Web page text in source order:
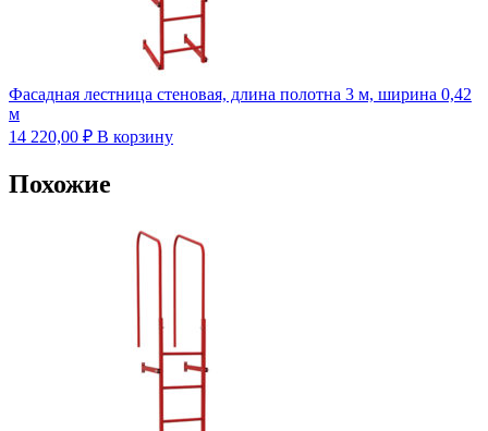
Фасадная лестница стеновая, длина полотна 3 м, ширина 0,42
м
14 220,00 ₽ В корзину
Похожие